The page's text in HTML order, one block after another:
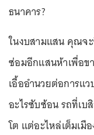
ธนาคาร?
ในงบสามแสน คุณจ
ซ่อมอีกแสนห้าเพื่อ
เอื้ออำนวยต่อการแ
อะไรซับซ้อน รถที่เบ
โต แต่อะไหล่เต็มเมื